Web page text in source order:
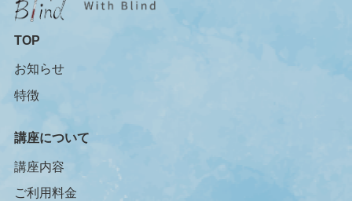
TOP
お知らせ
特徴
講座について
講座内容
ご利用料金